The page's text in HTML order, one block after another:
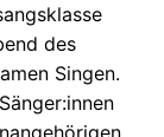
des
Singen.